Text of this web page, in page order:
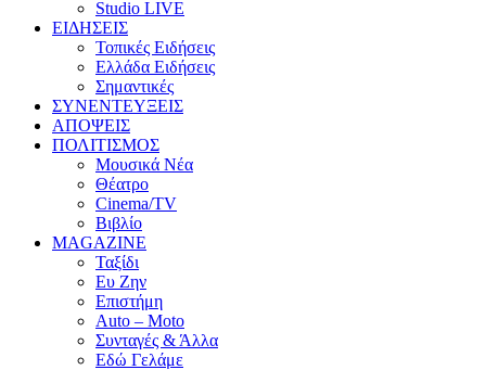
Studio LIVE
ΕΙΔΗΣΕΙΣ
Τοπικές Ειδήσεις
Ελλάδα Ειδήσεις
Σημαντικές
ΣΥΝΕΝΤΕΥΞΕΙΣ
ΑΠΟΨΕΙΣ
ΠΟΛΙΤΙΣΜΟΣ
Μουσικά Νέα
Θέατρο
Cinema/TV
Βιβλίο
MAGAZINE
Ταξίδι
Ευ Ζην
Επιστήμη
Auto – Moto
Συνταγές & Άλλα
Εδώ Γελάμε